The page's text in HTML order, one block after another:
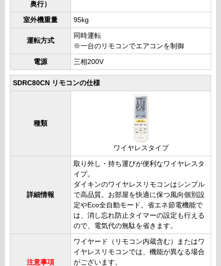
奥行）
室外機重量 95kg
運転方式
同時運転
※一台のリモコンでエアコンを制御
電源 三相200V
SDRC80CN リモコンの仕様
種類
ワイヤレスタイプ
詳細情報
取り外し・持ち運びが便利なワイヤレスタ
イプ。
ダイキンのワイヤレスリモコンはシンプル
で高品質。お部屋を快適に保つ風向個別設
定やEco全自動モード。省エネ節電機能で
は、消し忘れ防止タイマーの設定も行える
ので、電気代の無駄を省きます。
注意事項
ワイヤード（リモコン内蔵含む）またはワ
イヤレスリモコンでは、機能が異なる場合
がございます。